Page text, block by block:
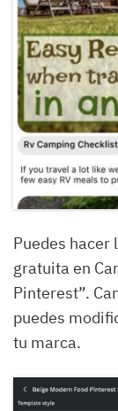
Puedes hacer
gratuita en
Pinterest”.
puedes
tu marca.